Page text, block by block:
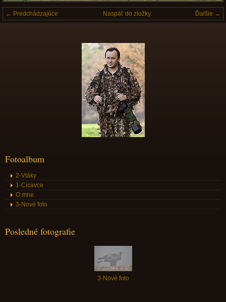
← Predchádzajúce Ďalšie →
Naspäť do zložky
Fotoalbum
2-Vtáky
1-Cicavce
O mne
3-Nové foto
Posledné fotografie
3-Nové foto